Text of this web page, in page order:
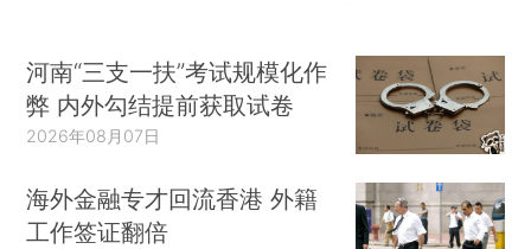
河南“三支一扶”考试规模化作
弊 内外勾结提前获取试卷
2026年08月07日
海外金融专才回流香港 外籍
工作签证翻倍